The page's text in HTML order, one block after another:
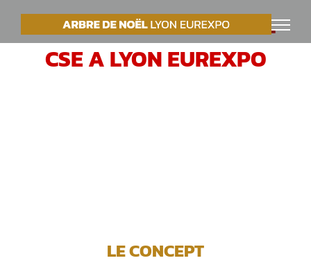
PasserVOTRE ARBRE DE NOËL
CSE A LYON EUREXPO
LE CONCEPT